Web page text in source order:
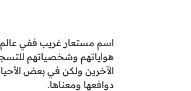
اسم مستعار غريب ففي عالم
هواياتهم وشخصياتهم
الآخرين ولكن في بعض
دوافعها ومعناها.